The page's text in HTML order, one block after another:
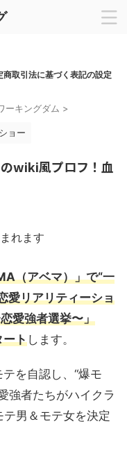
商取引法に基づく表記の設定
ーキングダム >
ョー
wiki風プロフ！血
れます
（アベマ）」で“一
愛リアリティーショ
愛強者選挙〜」
ートします。
を自認し、“爆モ
強者たちがハイクラ
男＆モテ女を決定